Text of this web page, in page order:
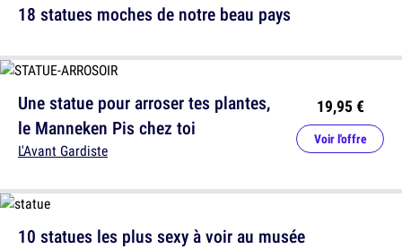
Une statue pour arroser tes plantes,
le Manneken Pis chez toi
L'Avant Gardiste
19,95 €
Voir l'offre
18 statues moches de notre beau pays
10 statues les plus sexy à voir au musée